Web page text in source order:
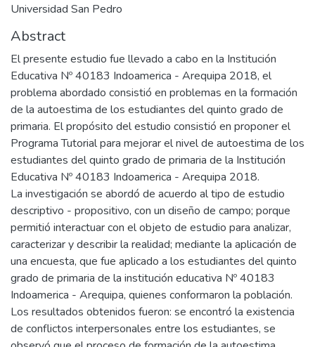
Universidad San Pedro
Abstract
El presente estudio fue llevado a cabo en la Institución
Educativa Nº 40183 Indoamerica - Arequipa 2018, el
problema abordado consistió en problemas en la formación
de la autoestima de los estudiantes del quinto grado de
primaria. El propósito del estudio consistió en proponer el
Programa Tutorial para mejorar el nivel de autoestima de los
estudiantes del quinto grado de primaria de la Institución
Educativa Nº 40183 Indoamerica - Arequipa 2018.
La investigación se abordó de acuerdo al tipo de estudio
descriptivo - propositivo, con un diseño de campo; porque
permitió interactuar con el objeto de estudio para analizar,
caracterizar y describir la realidad; mediante la aplicación de
una encuesta, que fue aplicado a los estudiantes del quinto
grado de primaria de la institución educativa Nº 40183
Indoamerica - Arequipa, quienes conformaron la población.
Los resultados obtenidos fueron: se encontró la existencia
de conflictos interpersonales entre los estudiantes, se